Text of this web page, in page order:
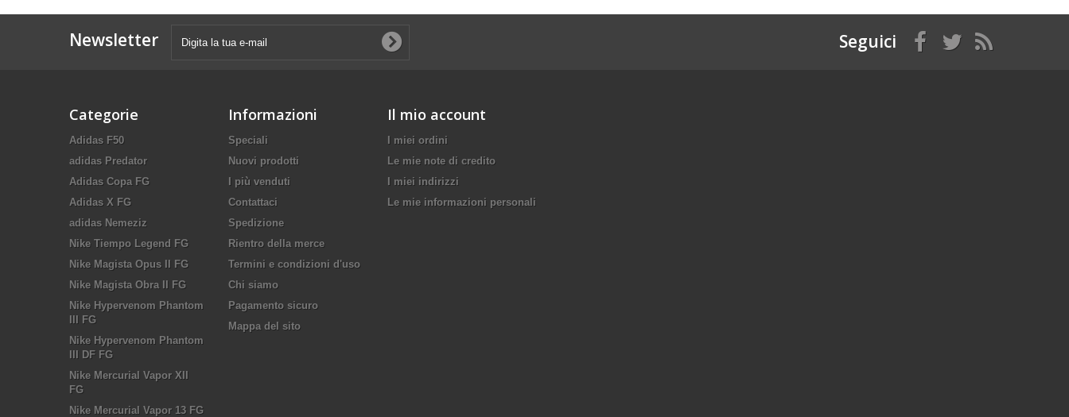
Newsletter Seguici
Categorie
Adidas F50
adidas Predator
Adidas Copa FG
Adidas X FG
adidas Nemeziz
Nike Tiempo Legend FG
Nike Magista Opus II FG
Nike Magista Obra II FG
Nike Hypervenom Phantom
III FG
Nike Hypervenom Phantom
III DF FG
Nike Mercurial Vapor XII
FG
Nike Mercurial Vapor 13 FG
Informazioni
Speciali
Nuovi prodotti
I più venduti
Contattaci
Spedizione
Rientro della merce
Termini e condizioni d'uso
Chi siamo
Pagamento sicuro
Mappa del sito
Il mio account
I miei ordini
Le mie note di credito
I miei indirizzi
Le mie informazioni personali